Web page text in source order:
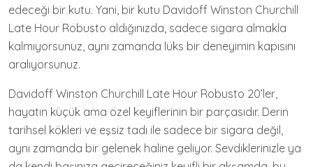
edeceği bir kutu. Yani, bir kutu Davidoff Winston Churchill
Late Hour Robusto aldığınızda, sadece sigara almakla
kalmıyorsunuz, aynı zamanda lüks bir deneyimin kapısını
aralıyorsunuz.
Davidoff Winston Churchill Late Hour Robusto 20’ler,
hayatın küçük ama özel keyiflerinin bir parçasıdır. Derin
tarihsel kökleri ve eşsiz tadı ile sadece bir sigara değil,
aynı zamanda bir gelenek haline geliyor. Sevdiklerinizle ya